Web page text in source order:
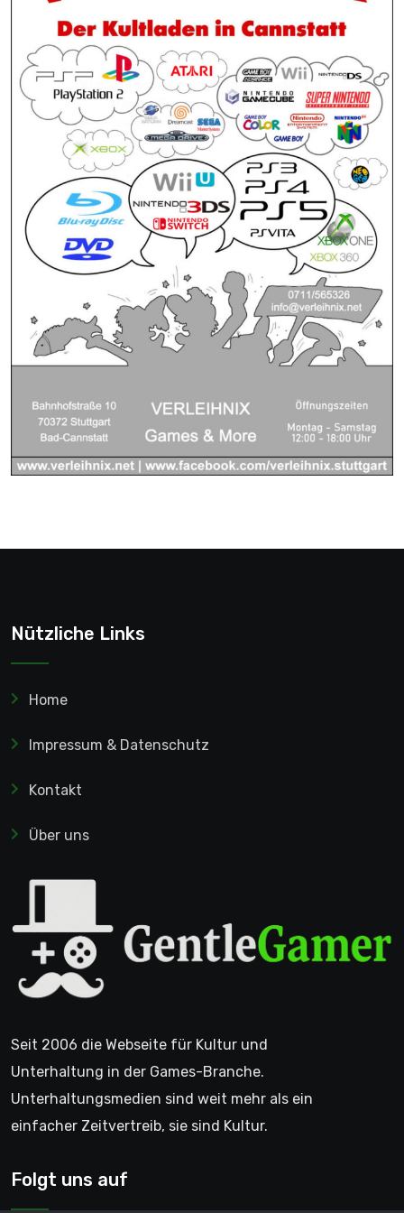
Nützliche Links
Home
Impressum & Datenschutz
Kontakt
Über uns
Seit 2006 die Webseite für Kultur und
Unterhaltung in der Games-Branche.
Unterhaltungsmedien sind weit mehr als ein
einfacher Zeitvertreib, sie sind Kultur.
Folgt uns auf